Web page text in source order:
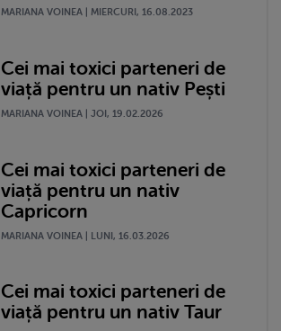
MARIANA VOINEA | MIERCURI, 16.08.2023
Cei mai toxici parteneri de
viață pentru un nativ Pești
MARIANA VOINEA | JOI, 19.02.2026
Cei mai toxici parteneri de
viață pentru un nativ
Capricorn
MARIANA VOINEA | LUNI, 16.03.2026
Cei mai toxici parteneri de
viață pentru un nativ Taur